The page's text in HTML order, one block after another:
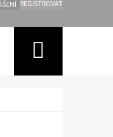
REGISTROVAT
Hledat